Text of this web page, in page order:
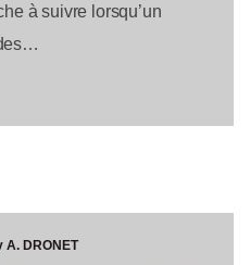
à suivre lorsqu’un
A. DRONET